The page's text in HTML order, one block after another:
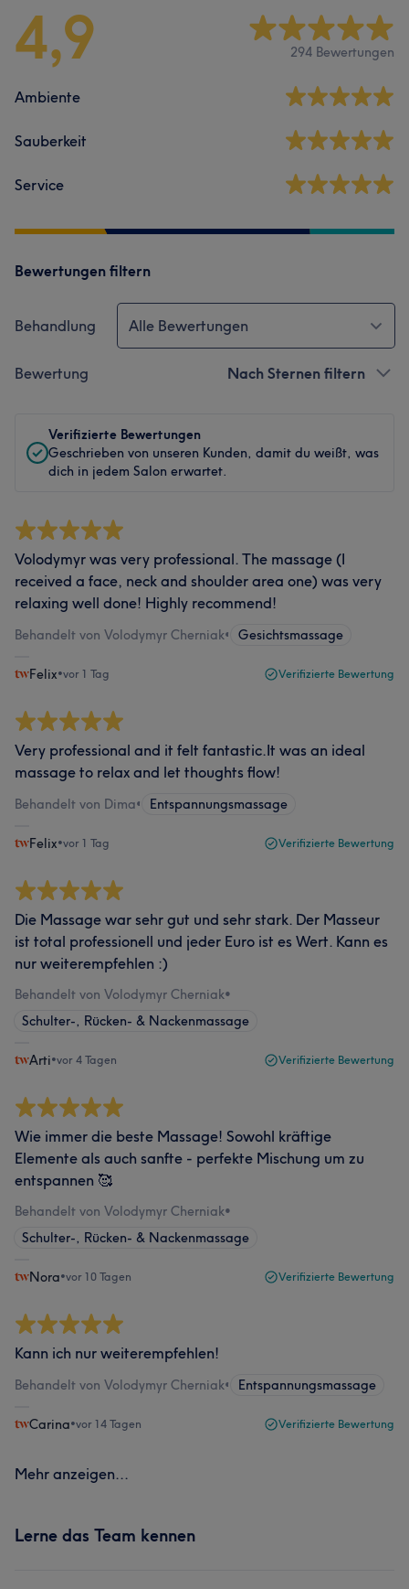
4,9 294 Bewertungen
Ambiente
Sauberkeit
Service
Bewertungen filtern
Behandlung Alle Bewertungen
Bewertung Nach Sternen filtern
Verifizierte Bewertungen
Geschrieben von unseren Kunden, damit du weißt, was
dich in jedem Salon erwartet.
Volodymyr was very professional. The massage (I
received a face, neck and shoulder area one) was very
relaxing well done! Highly recommend!
Behandelt von Volodymyr Cherniak• Gesichtsmassage
Felix•vor 1 Tag Verifizierte Bewertung
Very professional and it felt fantastic.It was an ideal
massage to relax and let thoughts flow!
Behandelt von Dima• Entspannungsmassage
Felix•vor 1 Tag Verifizierte Bewertung
Die Massage war sehr gut und sehr stark. Der Masseur
ist total professionell und jeder Euro ist es Wert. Kann es
nur weiterempfehlen :)
Behandelt von Volodymyr Cherniak•
Schulter-, Rücken- & Nackenmassage
Arti•vor 4 Tagen Verifizierte Bewertung
Wie immer die beste Massage! Sowohl kräftige
Elemente als auch sanfte - perfekte Mischung um zu
entspannen 🥰
Behandelt von Volodymyr Cherniak•
Schulter-, Rücken- & Nackenmassage
Nora•vor 10 Tagen Verifizierte Bewertung
Kann ich nur weiterempfehlen!
Behandelt von Volodymyr Cherniak• Entspannungsmassage
Carina•vor 14 Tagen Verifizierte Bewertung
Mehr anzeigen...
Lerne das Team kennen